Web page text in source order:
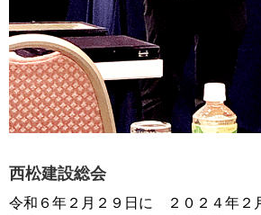
西松建設総会
令和６年２月２９日に ２０２４年２